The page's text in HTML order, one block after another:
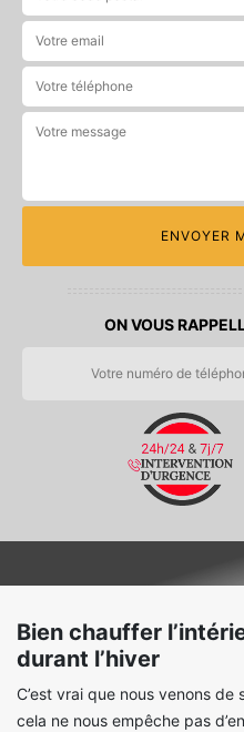
ON VOUS
Bien chauffer
durant l’hiver
C’est vrai que nous venons
cela ne nous empêche pas